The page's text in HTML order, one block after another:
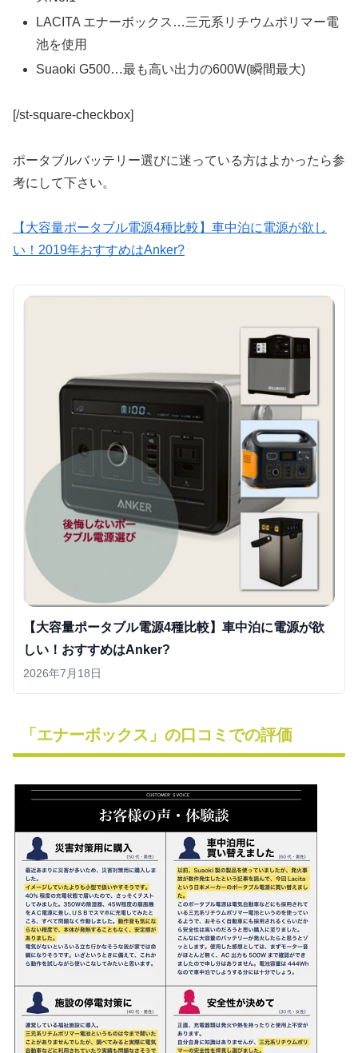
LACITA エナーボックス…三元系リチウムポリマー電
池を使用
Suaoki G500…最も高い出力の600W(瞬間最大)
[/st-square-checkbox]
ポータブルバッテリー選びに迷っている方はよかったら参
考にして下さい。
【大容量ポータブル電源4種比較】車中泊に電源が欲し
い！2019年おすすめはAnker?
【大容量ポータブル電源4種比較】車中泊に電源が欲
しい！おすすめはAnker?
2026年7月18日
「エナーボックス」の口コミでの評価